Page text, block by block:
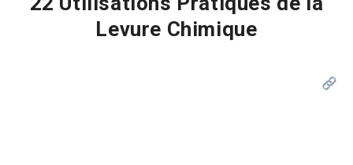
Levure Chimique